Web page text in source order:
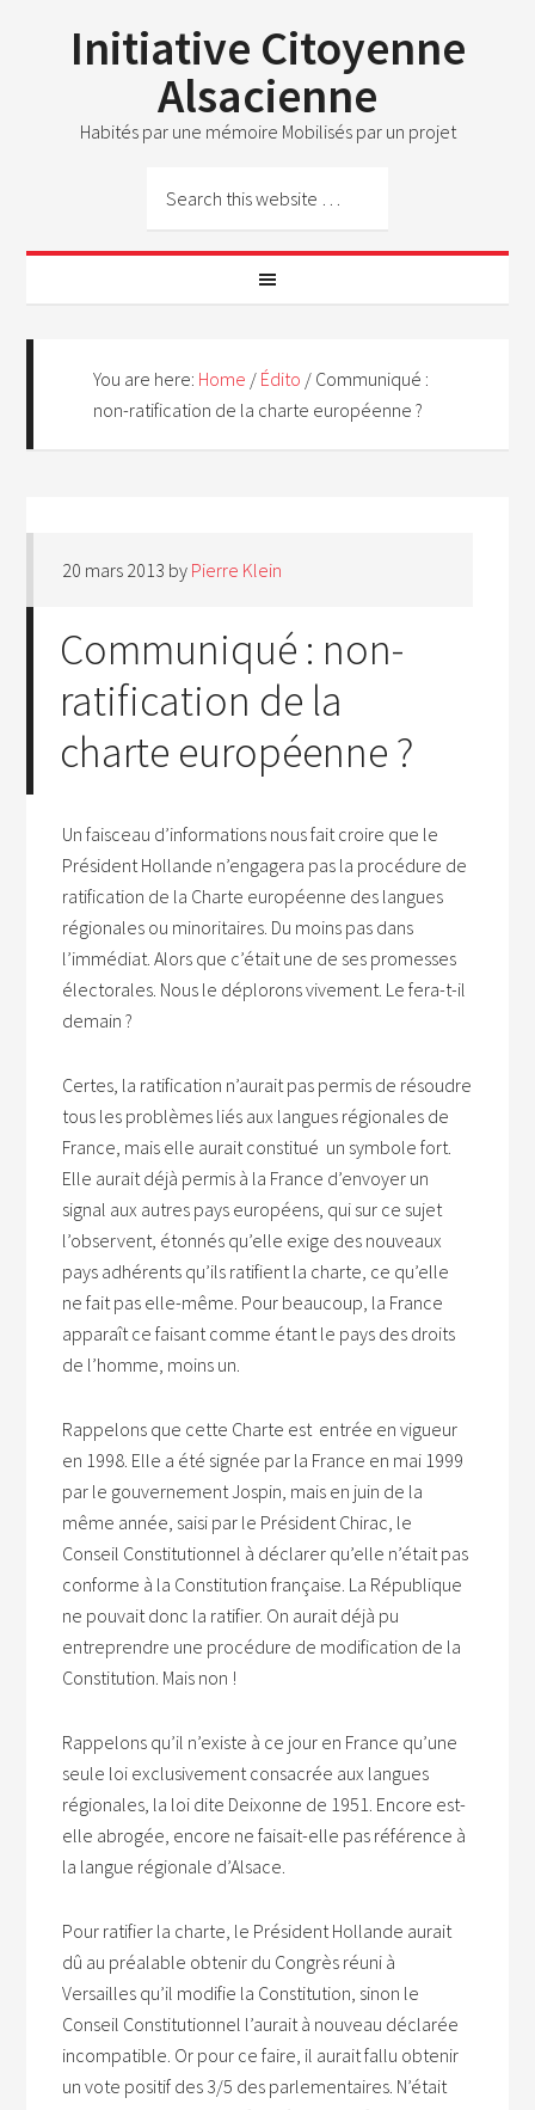
Initiative Citoyenne
Alsacienne
Habités par une mémoire Mobilisés par un projet
You are here: Home / Édito / Communiqué :
non-ratification de la charte européenne ?
20 mars 2013 by Pierre Klein
Communiqué : non-
ratification de la
charte européenne ?
Un faisceau d’informations nous fait croire que le
Président Hollande n’engagera pas la procédure de
ratification de la Charte européenne des langues
régionales ou minoritaires. Du moins pas dans
l’immédiat. Alors que c’était une de ses promesses
électorales. Nous le déplorons vivement. Le fera-t-il
demain ?
Certes, la ratification n’aurait pas permis de résoudre
tous les problèmes liés aux langues régionales de
France, mais elle aurait constitué un symbole fort.
Elle aurait déjà permis à la France d’envoyer un
signal aux autres pays européens, qui sur ce sujet
l’observent, étonnés qu’elle exige des nouveaux
pays adhérents qu’ils ratifient la charte, ce qu’elle
ne fait pas elle-même. Pour beaucoup, la France
apparaît ce faisant comme étant le pays des droits
de l’homme, moins un.
Rappelons que cette Charte est entrée en vigueur
en 1998. Elle a été signée par la France en mai 1999
par le gouvernement Jospin, mais en juin de la
même année, saisi par le Président Chirac, le
Conseil Constitutionnel à déclarer qu’elle n’était pas
conforme à la Constitution française. La République
ne pouvait donc la ratifier. On aurait déjà pu
entreprendre une procédure de modification de la
Constitution. Mais non !
Rappelons qu’il n’existe à ce jour en France qu’une
seule loi exclusivement consacrée aux langues
régionales, la loi dite Deixonne de 1951. Encore est-
elle abrogée, encore ne faisait-elle pas référence à
la langue régionale d’Alsace.
Pour ratifier la charte, le Président Hollande aurait
dû au préalable obtenir du Congrès réuni à
Versailles qu’il modifie la Constitution, sinon le
Conseil Constitutionnel l’aurait à nouveau déclarée
incompatible. Or pour ce faire, il aurait fallu obtenir
un vote positif des 3/5 des parlementaires. N’était